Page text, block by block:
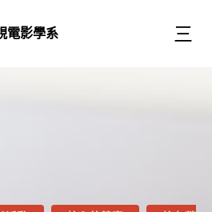
電影學系